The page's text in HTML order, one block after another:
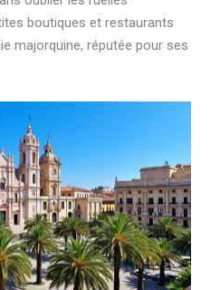
boutiques et restaurants
majorquine, réputée pour ses